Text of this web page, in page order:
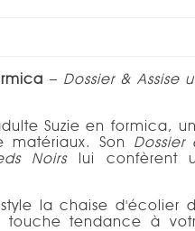
– Dossier & Assise
Suzie en formica,
Son Dossier
Noirs lui confèrent
la chaise d'écolier
touche tendance à